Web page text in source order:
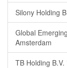
Silony Holding
Global
Amsterdam
TB Holding